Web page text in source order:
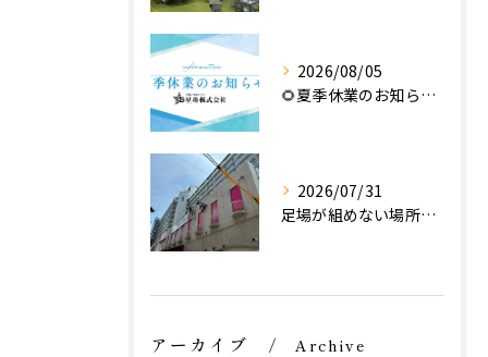
2026/08/05
🌻夏季休業のお知らせ🌻
2026/07/31
足場が組めない場所でも施工可能！ロープアクセス工法の特徴と対応できる工事
アーカイブ Archive